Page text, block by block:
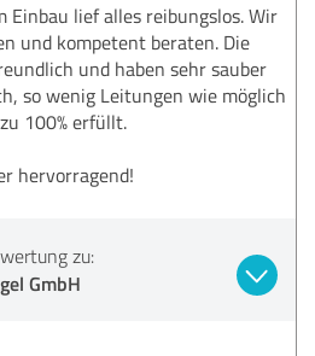
Einbau lief alles reibungslos. Wir
und kompetent beraten. Die
und haben sehr sauber
so wenig Leitungen wie möglich
100% erfüllt.
hervorragend!
zu:
GmbH